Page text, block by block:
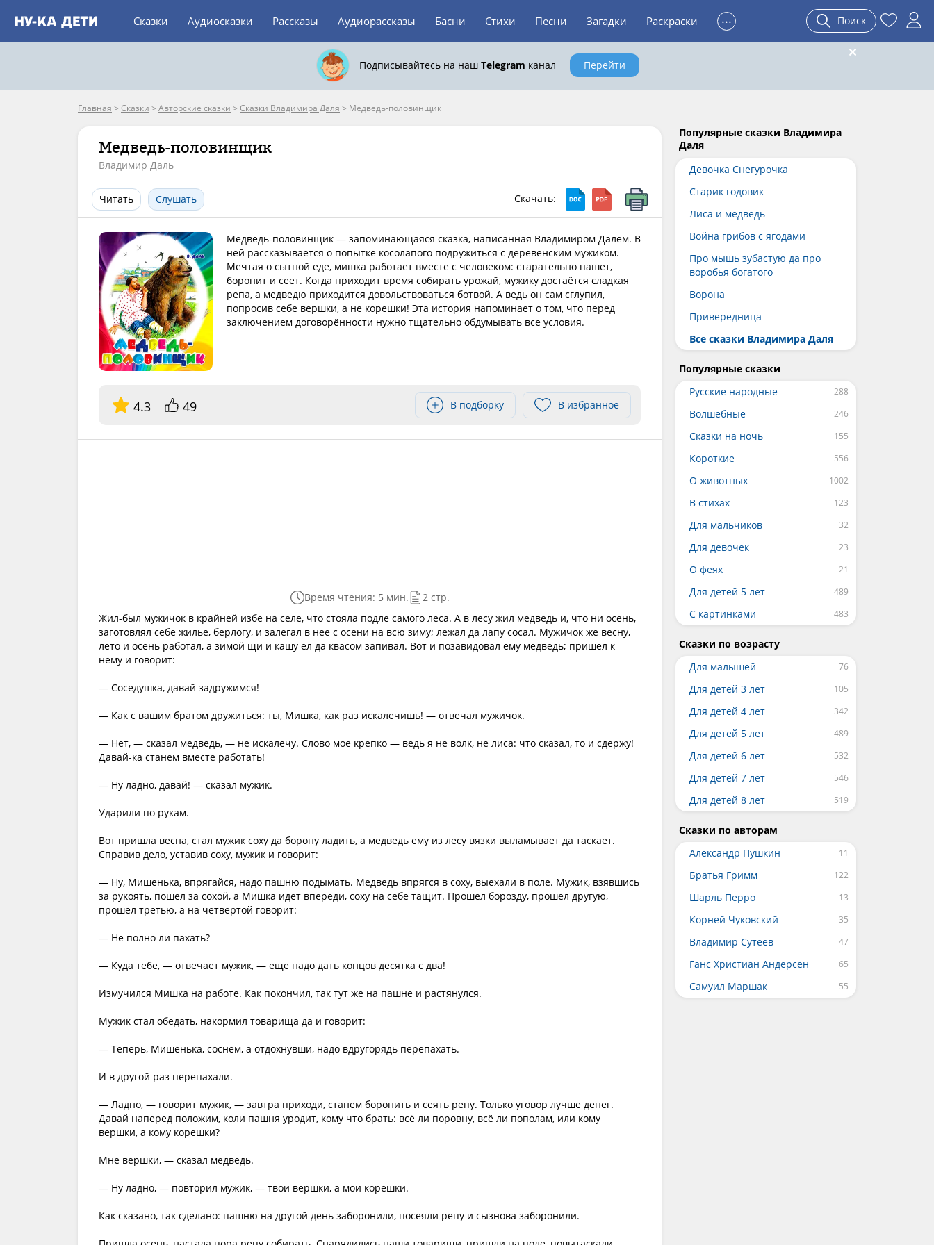
Сказки Аудиосказки Рассказы Аудиорассказы Басни Стихи Песни Загадки Раскраски ... Поиск
Подписывайтесь на наш Telegram канал Перейти
Главная > Сказки > Авторские сказки > Сказки Владимира Даля > Медведь-половинщик
Медведь-половинщик
Владимир Даль
Читать Слушать Скачать:
Медведь-половинщик — запоминающаяся сказка, написанная Владимиром Далем. В
ней рассказывается о попытке косолапого подружиться с деревенским мужиком.
Мечтая о сытной еде, мишка работает вместе с человеком: старательно пашет,
боронит и сеет. Когда приходит время собирать урожай, мужику достаётся сладкая
репа, а медведю приходится довольствоваться ботвой. А ведь он сам сглупил,
попросив себе вершки, а не корешки! Эта история напоминает о том, что перед
заключением договорённости нужно тщательно обдумывать все условия.
4.3 49 В подборку В избранное
Время чтения: 5 мин.
2 стр.
Жил-был мужичок в крайней избе на селе, что стояла подле самого леса. А в лесу жил медведь и, что ни осень,
заготовлял себе жилье, берлогу, и залегал в нее с осени на всю зиму; лежал да лапу сосал. Мужичок же весну,
лето и осень работал, а зимой щи и кашу ел да квасом запивал. Вот и позавидовал ему медведь; пришел к
нему и говорит:
— Соседушка, давай задружимся!
— Как с вашим братом дружиться: ты, Мишка, как раз искалечишь! — отвечал мужичок.
— Нет, — сказал медведь, — не искалечу. Слово мое крепко — ведь я не волк, не лиса: что сказал, то и сдержу!
Давай-ка станем вместе работать!
— Ну ладно, давай! — сказал мужик.
Ударили по рукам.
Вот пришла весна, стал мужик соху да борону ладить, а медведь ему из лесу вязки выламывает да таскает.
Справив дело, уставив соху, мужик и говорит:
— Ну, Мишенька, впрягайся, надо пашню подымать. Медведь впрягся в соху, выехали в поле. Мужик, взявшись
за рукоять, пошел за сохой, а Мишка идет впереди, соху на себе тащит. Прошел борозду, прошел другую,
прошел третью, а на четвертой говорит:
— Не полно ли пахать?
— Куда тебе, — отвечает мужик, — еще надо дать концов десятка с два!
Измучился Мишка на работе. Как покончил, так тут же на пашне и растянулся.
Мужик стал обедать, накормил товарища да и говорит:
— Теперь, Мишенька, соснем, а отдохнувши, надо вдругорядь перепахать.
И в другой раз перепахали.
— Ладно, — говорит мужик, — завтра приходи, станем боронить и сеять репу. Только уговор лучше денег.
Давай наперед положим, коли пашня уродит, кому что брать: всё ли поровну, всё ли пополам, или кому
вершки, а кому корешки?
Мне вершки, — сказал медведь.
— Ну ладно, — повторил мужик, — твои вершки, а мои корешки.
Как сказано, так сделано: пашню на другой день заборонили, посеяли репу и сызнова заборонили.
Популярные сказки Владимира
Даля
Девочка Снегурочка
Старик годовик
Лиса и медведь
Война грибов с ягодами
Про мышь зубастую да про
воробья богатого
Ворона
Привередница
Все сказки Владимира Даля
Популярные сказки
Русские народные
Волшебные
Сказки на ночь
Короткие
О животных
В стихах
Для мальчиков
Для девочек
О феях
Для детей 5 лет
С картинками
Сказки по возрасту
Для малышей
Для детей 3 лет
Для детей 4 лет
Для детей 5 лет
Для детей 6 лет
Для детей 7 лет
Для детей 8 лет
Сказки по авторам
Александр Пушкин
Братья Гримм
Шарль Перро
Корней Чуковский
Владимир Сутеев
Ганс Христиан Андерсен
Самуил Маршак